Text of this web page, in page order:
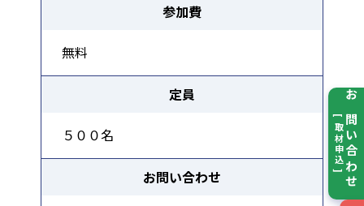
お問い合わせ
[ 取材申込 ]
参加費
無料
定員
５００名
お問い合わせ